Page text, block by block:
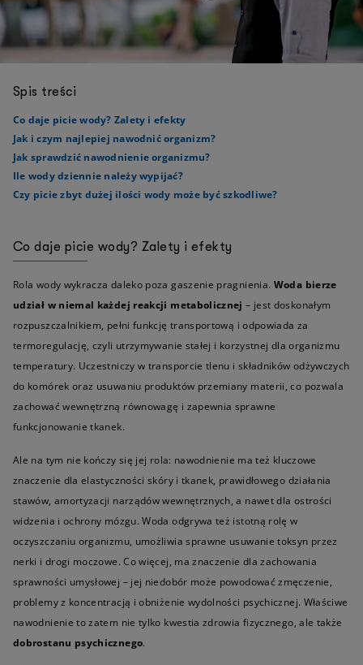
Spis treści
Co daje picie wody? Zalety i efekty
Jak i czym najlepiej nawodnić organizm?
Jak sprawdzić nawodnienie organizmu?
Ile wody dziennie należy wypijać?
Czy picie zbyt dużej ilości wody może być szkodliwe?
Co daje picie wody? Zalety i efekty
Rola wody wykracza daleko poza gaszenie pragnienia. Woda bierze
udział w niemal każdej reakcji metabolicznej – jest doskonałym
rozpuszczalnikiem, pełni funkcję transportową i odpowiada za
termoregulację, czyli utrzymywanie stałej i korzystnej dla organizmu
temperatury. Uczestniczy w transporcie tlenu i składników odżywczych
do komórek oraz usuwaniu produktów przemiany materii, co pozwala
zachować wewnętrzną równowagę i zapewnia sprawne
funkcjonowanie tkanek.
Ale na tym nie kończy się jej rola: nawodnienie ma też kluczowe
znaczenie dla elastyczności skóry i tkanek, prawidłowego działania
stawów, amortyzacji narządów wewnętrznych, a nawet dla ostrości
widzenia i ochrony mózgu. Woda odgrywa też istotną rolę w
oczyszczaniu organizmu, umożliwia sprawne usuwanie toksyn przez
nerki i drogi moczowe. Co więcej, ma znaczenie dla zachowania
sprawności umysłowej – jej niedobór może powodować zmęczenie,
problemy z koncentracją i obniżenie wydolności psychicznej. Właściwe
nawodnienie to zatem nie tylko kwestia zdrowia fizycznego, ale także
dobrostanu psychicznego.